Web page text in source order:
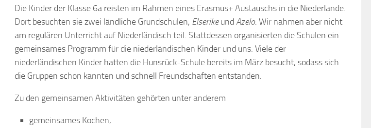
Die Kinder der Klasse 6a reisten im Rahmen eines Erasmus+ Austauschs in die Niederlande.
Dort besuchten sie zwei ländliche Grundschulen, Elserikeund Azelo. Wir nahmen aber nicht
am regulären Unterricht auf Niederländisch teil. Stattdessen organisierten die Schulen ein
gemeinsames Programm für die niederländischen Kinder und uns. Viele der
niederländischen Kinder hatten die Hunsrück-Schule bereits im März besucht, sodass sich
die Gruppen schon kannten und schnell Freundschaften entstanden.
Zu den gemeinsamen Aktivitäten gehörten unter anderem
gemeinsames Kochen,